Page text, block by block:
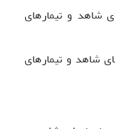
شاهد و تیمارهای
شاهد و تیمارهای